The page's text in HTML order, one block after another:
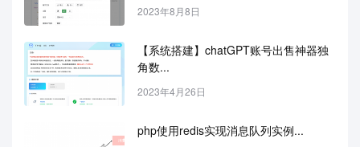
2023年8月8日
【系统搭建】chatGPT账号出售神器独
角数...
2023年4月26日
php使用redis实现消息队列实例...